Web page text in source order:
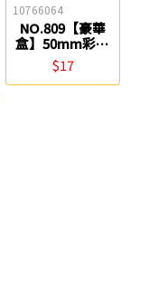
10766064
NO.809【豪華
盒】50mm彩色
圓型迴紋針(40
入) ABEL
$17